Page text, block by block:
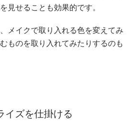
見せることも効果的です。
メイクで取り入れる色を変えてみ
ものを取り入れてみたりするのも
イズを仕掛ける